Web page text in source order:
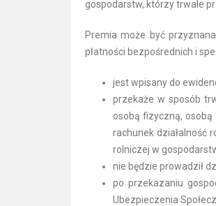
gospodarstw, którzy trwale
Premia może być
płatności bezpośrednich i
jest wpisany do
przekaże w sposób
osobą fizyczną,
rachunek działalność
rolniczej w
nie będzie prowadził
po przekazaniu
Ubezpieczenia